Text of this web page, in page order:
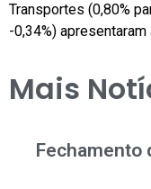
Transportes (0,80%
-0,34%)
Mais
Fechamento